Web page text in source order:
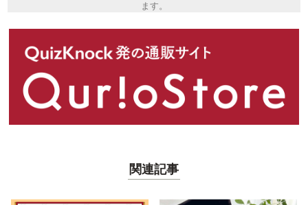
ます。
関連記事